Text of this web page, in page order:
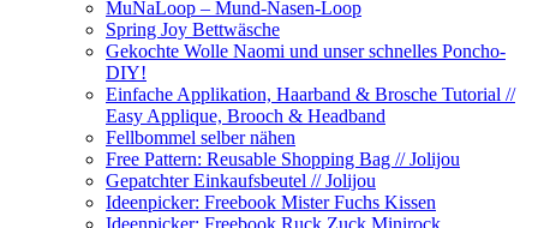
MuNaLoop – Mund-Nasen-Loop
Spring Joy Bettwäsche
Gekochte Wolle Naomi und unser schnelles Poncho-
DIY!
Einfache Applikation, Haarband & Brosche Tutorial //
Easy Applique, Brooch & Headband
Fellbommel selber nähen
Free Pattern: Reusable Shopping Bag // Jolijou
Gepatchter Einkaufsbeutel // Jolijou
Ideenpicker: Freebook Mister Fuchs Kissen
Ideenpicker: Freebook Ruck Zuck Minirock